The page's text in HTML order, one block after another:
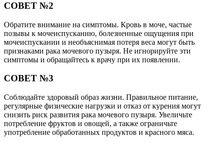
СОВЕТ №2
Обратите внимание на симптомы. Кровь в моче, частые
позывы к мочеиспусканию, болезненные ощущения при
мочеиспускании и необъяснимая потеря веса могут быть
признаками рака мочевого пузыря. Не игнорируйте эти
симптомы и обращайтесь к врачу при их появлении.
СОВЕТ №3
Соблюдайте здоровый образ жизни. Правильное питание,
регулярные физические нагрузки и отказ от курения могут
снизить риск развития рака мочевого пузыря. Увеличьте
потребление фруктов и овощей, а также ограничьте
употребление обработанных продуктов и красного мяса.